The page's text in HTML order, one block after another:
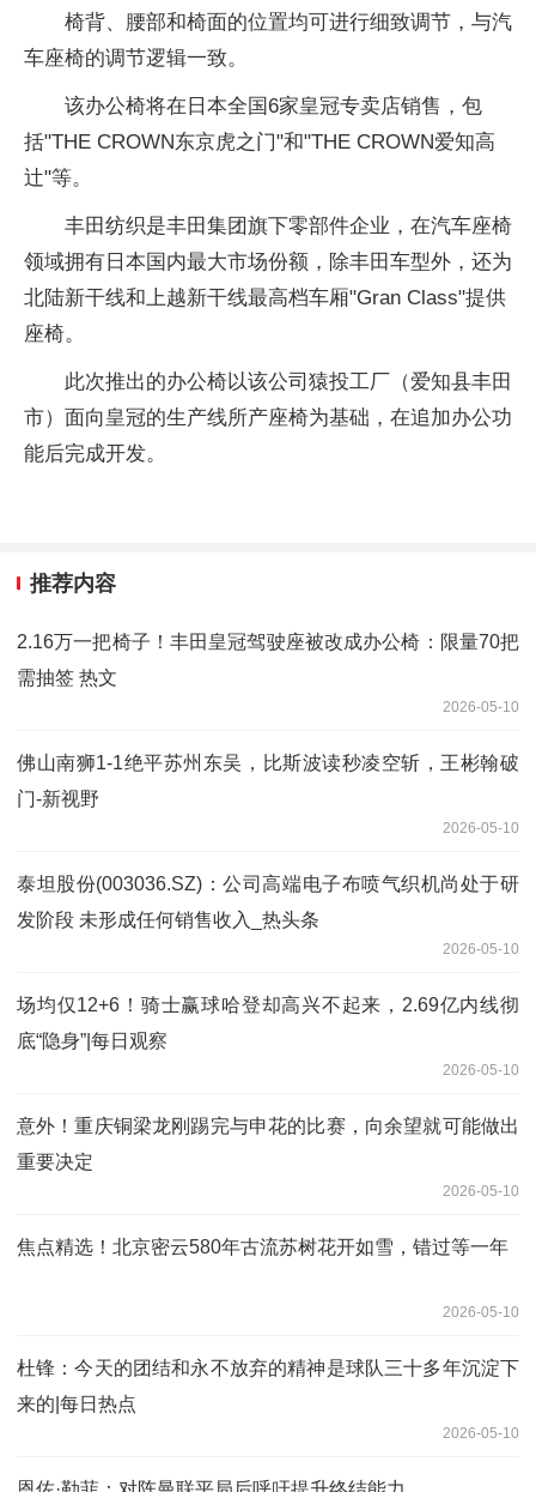
椅背、腰部和椅面的位置均可进行细致调节，与汽
车座椅的调节逻辑一致。
该办公椅将在日本全国6家皇冠专卖店销售，包
括"THE CROWN东京虎之门"和"THE CROWN爱知高
辻"等。
丰田纺织是丰田集团旗下零部件企业，在汽车座椅
领域拥有日本国内最大市场份额，除丰田车型外，还为
北陆新干线和上越新干线最高档车厢"Gran Class"提供
座椅。
此次推出的办公椅以该公司猿投工厂（爱知县丰田
市）面向皇冠的生产线所产座椅为基础，在追加办公功
能后完成开发。
推荐内容
2.16万一把椅子！丰田皇冠驾驶座被改成办公椅：限量70把
需抽签 热文
2026-05-10
佛山南狮1-1绝平苏州东吴，比斯波读秒凌空斩，王彬翰破
门-新视野
2026-05-10
泰坦股份(003036.SZ)：公司高端电子布喷气织机尚处于研
发阶段 未形成任何销售收入_热头条
2026-05-10
场均仅12+6！骑士赢球哈登却高兴不起来，2.69亿内线彻
底“隐身”|每日观察
2026-05-10
意外！重庆铜梁龙刚踢完与申花的比赛，向余望就可能做出
重要决定
2026-05-10
焦点精选！北京密云580年古流苏树花开如雪，错过等一年
2026-05-10
杜锋：今天的团结和永不放弃的精神是球队三十多年沉淀下
来的|每日热点
2026-05-10